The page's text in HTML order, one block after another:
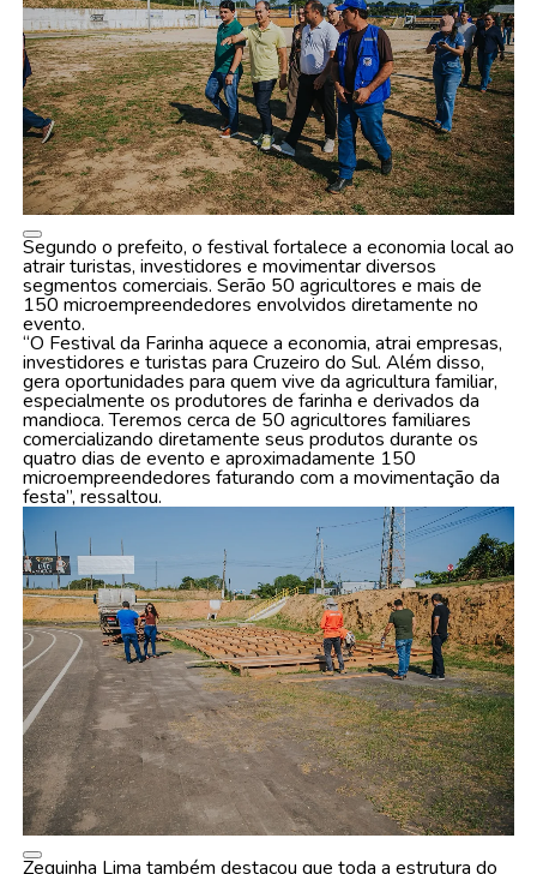
Segundo o prefeito, o festival fortalece a economia local ao
atrair turistas, investidores e movimentar diversos
segmentos comerciais. Serão 50 agricultores e mais de
150 microempreendedores envolvidos diretamente no
evento.
“O Festival da Farinha aquece a economia, atrai empresas,
investidores e turistas para Cruzeiro do Sul. Além disso,
gera oportunidades para quem vive da agricultura familiar,
especialmente os produtores de farinha e derivados da
mandioca. Teremos cerca de 50 agricultores familiares
comercializando diretamente seus produtos durante os
quatro dias de evento e aproximadamente 150
microempreendedores faturando com a movimentação da
festa”, ressaltou.
Zequinha Lima também destacou que toda a estrutura do